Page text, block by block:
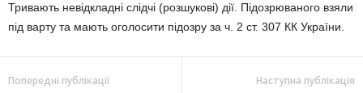
Тривають невідкладні слідчі (розшукові) дії. Підозрюваного взяли
під варту та мають оголосити підозру за ч. 2 ст. 307 КК України.
Попередні публікації Наступна публікація